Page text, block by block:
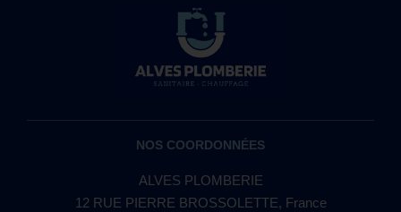
NOS COORDONNÉES
ALVES PLOMBERIE
12 RUE PIERRE BROSSOLETTE, France